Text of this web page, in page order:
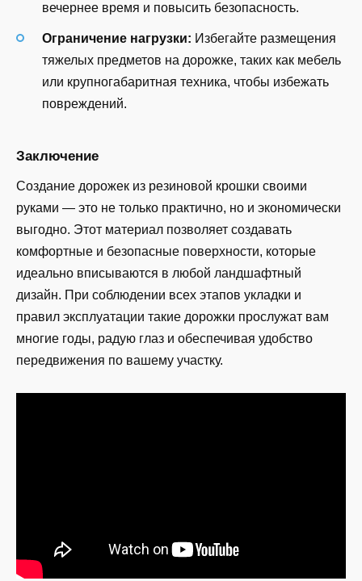
вечернее время и повысить безопасность.
Ограничение нагрузки: Избегайте размещения
тяжелых предметов на дорожке, таких как мебель
или крупногабаритная техника, чтобы избежать
повреждений.
Заключение
Создание дорожек из резиновой крошки своими
руками — это не только практично, но и экономически
выгодно. Этот материал позволяет создавать
комфортные и безопасные поверхности, которые
идеально вписываются в любой ландшафтный
дизайн. При соблюдении всех этапов укладки и
правил эксплуатации такие дорожки прослужат вам
многие годы, радую глаз и обеспечивая удобство
передвижения по вашему участку.